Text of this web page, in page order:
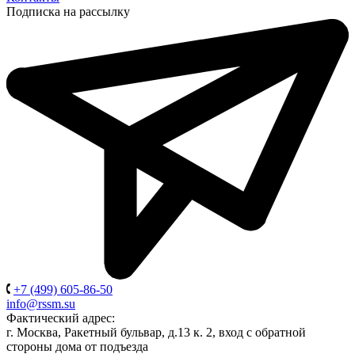
Подписка на рассылку
+7 (499) 605-86-50
info@rssm.su
Фактический адрес:
г. Москва, Ракетный бульвар, д.13 к. 2, вход с обратной
стороны дома от подъезда